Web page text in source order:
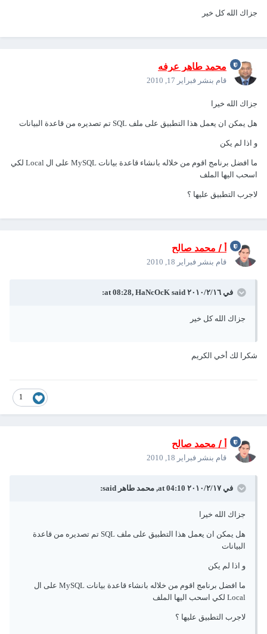
جزاك الله كل خير
محمد طاهر عرفه
قام بنشر فبراير 17, 2010
جزاك الله خيرا
هل يمكن ان يعمل هذا التطبيق على ملف SQL تم تصديره من قاعدة البيانات
و اذا لم يكن
ما افضل برنامج اقوم من خلاله بانشاء قاعدة بيانات MySQL على ال Local لكي
اسحب اليها الملف
لاجرب التطبيق عليها ؟
أ / محمد صالح
قام بنشر فبراير 18, 2010
في ١٦‏/٢‏/٢٠١٠ at 08:28, HaNcOcK said:
جزاك الله كل خير
شكرا لك أخي الكريم
1
أ / محمد صالح
قام بنشر فبراير 18, 2010
في ١٧‏/٢‏/٢٠١٠ at 04:10, محمد طاهر said:
جزاك الله خيرا
هل يمكن ان يعمل هذا التطبيق على ملف SQL تم تصديره من قاعدة
البيانات
و اذا لم يكن
ما افضل برنامج اقوم من خلاله بانشاء قاعدة بيانات MySQL على ال
Local لكي اسحب اليها الملف
لاجرب التطبيق عليها ؟